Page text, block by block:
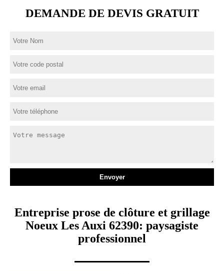
DEMANDE DE DEVIS GRATUIT
Entreprise prose de clôture et grillage
Noeux Les Auxi 62390: paysagiste
professionnel